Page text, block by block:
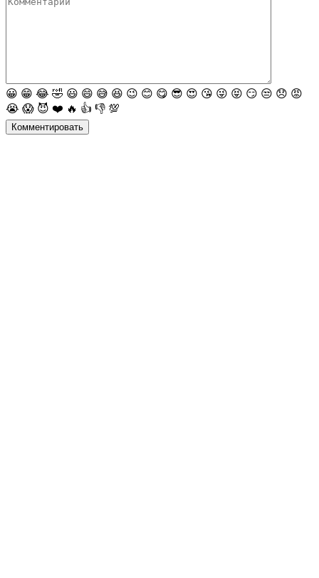
😀 😁 😂 🤣 😃 😄 😅 😆 😉 😊 😋 😎 😍 😘 😜 😝 😏 😒 😞 😡
😭 😱 😈 ❤️ 🔥 👍 👎 💯
Комментировать